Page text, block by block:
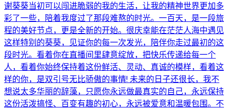
谢葵葵当初可以闯进脆弱的我的生活，让我的精神世界更加多
彩了一些，陪着我度过了那段难熬的时光。一百天，是一段旅
程的美好节点，更是全新的开始。很庆幸能在茫茫人海中遇见
这样特别的葵葵，见证你的每一次发光，陪伴你走过最初的这
段时光。看着你在直播间里肆意绽放，把快乐传递给每一个
人，看着你始终保持着这份鲜活、灵动、真诚的模样，看着这
样的你，是双引号无比骄傲的事情! 未来的日子还很长，我不
想说太多华丽的辞藻，只愿你永远做最真实的自己，永远保持
这份活泼搞怪、百变有趣的初心，永远被爱意和温暖包围。不